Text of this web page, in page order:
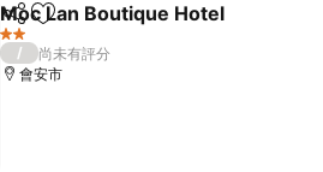
分享 加入我的最愛
Moc Lan Boutique Hotel
2 星級
/
尚未有評分
會安市